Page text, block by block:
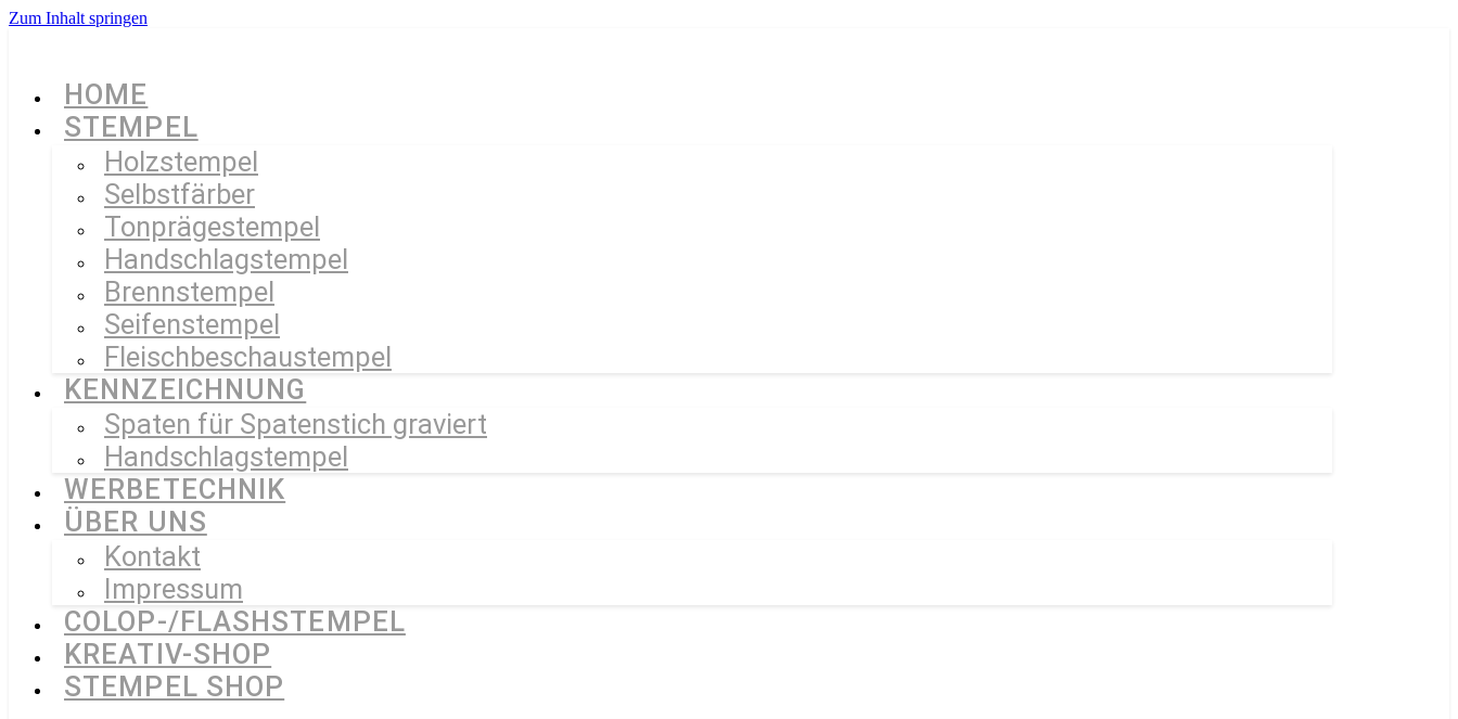
Zum Inhalt springen
HOME
STEMPEL
Holzstempel
Selbstfärber
Tonprägestempel
Handschlagstempel
Brennstempel
Seifenstempel
Fleischbeschaustempel
KENNZEICHNUNG
Spaten für Spatenstich graviert
Handschlagstempel
WERBETECHNIK
ÜBER UNS
Kontakt
Impressum
COLOP-/FLASHSTEMPEL
KREATIV-SHOP
STEMPEL SHOP